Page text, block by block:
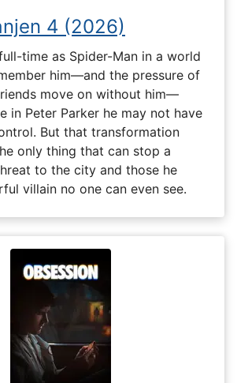
4 (2026)
time as Spider-Man in a world
him—and the pressure of
move on without him—
in Peter Parker he may not have
But that transformation
only thing that can stop a
to the city and those he
villain no one can even see.